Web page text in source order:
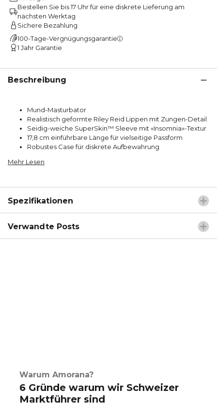
Bestellen Sie bis 17 Uhr für eine diskrete Lieferung am
nächsten Werktag
Sichere Bezahlung
100-Tage-Vergnügungsgarantie
1 Jahr Garantie
Beschreibung
Mund-Masturbator
Realistisch geformte Riley Reid Lippen mit Zungen-Detail
Seidig-weiche SuperSkin™ Sleeve mit «Insomnia»-Textur
17,8 cm einführbare Länge für vielseitige Passform
Robustes Case für diskrete Aufbewahrung
Mehr Lesen
Spezifikationen
Verwandte Posts
Warum Amorana?
6 Gründe warum wir Schweizer
Marktführer sind